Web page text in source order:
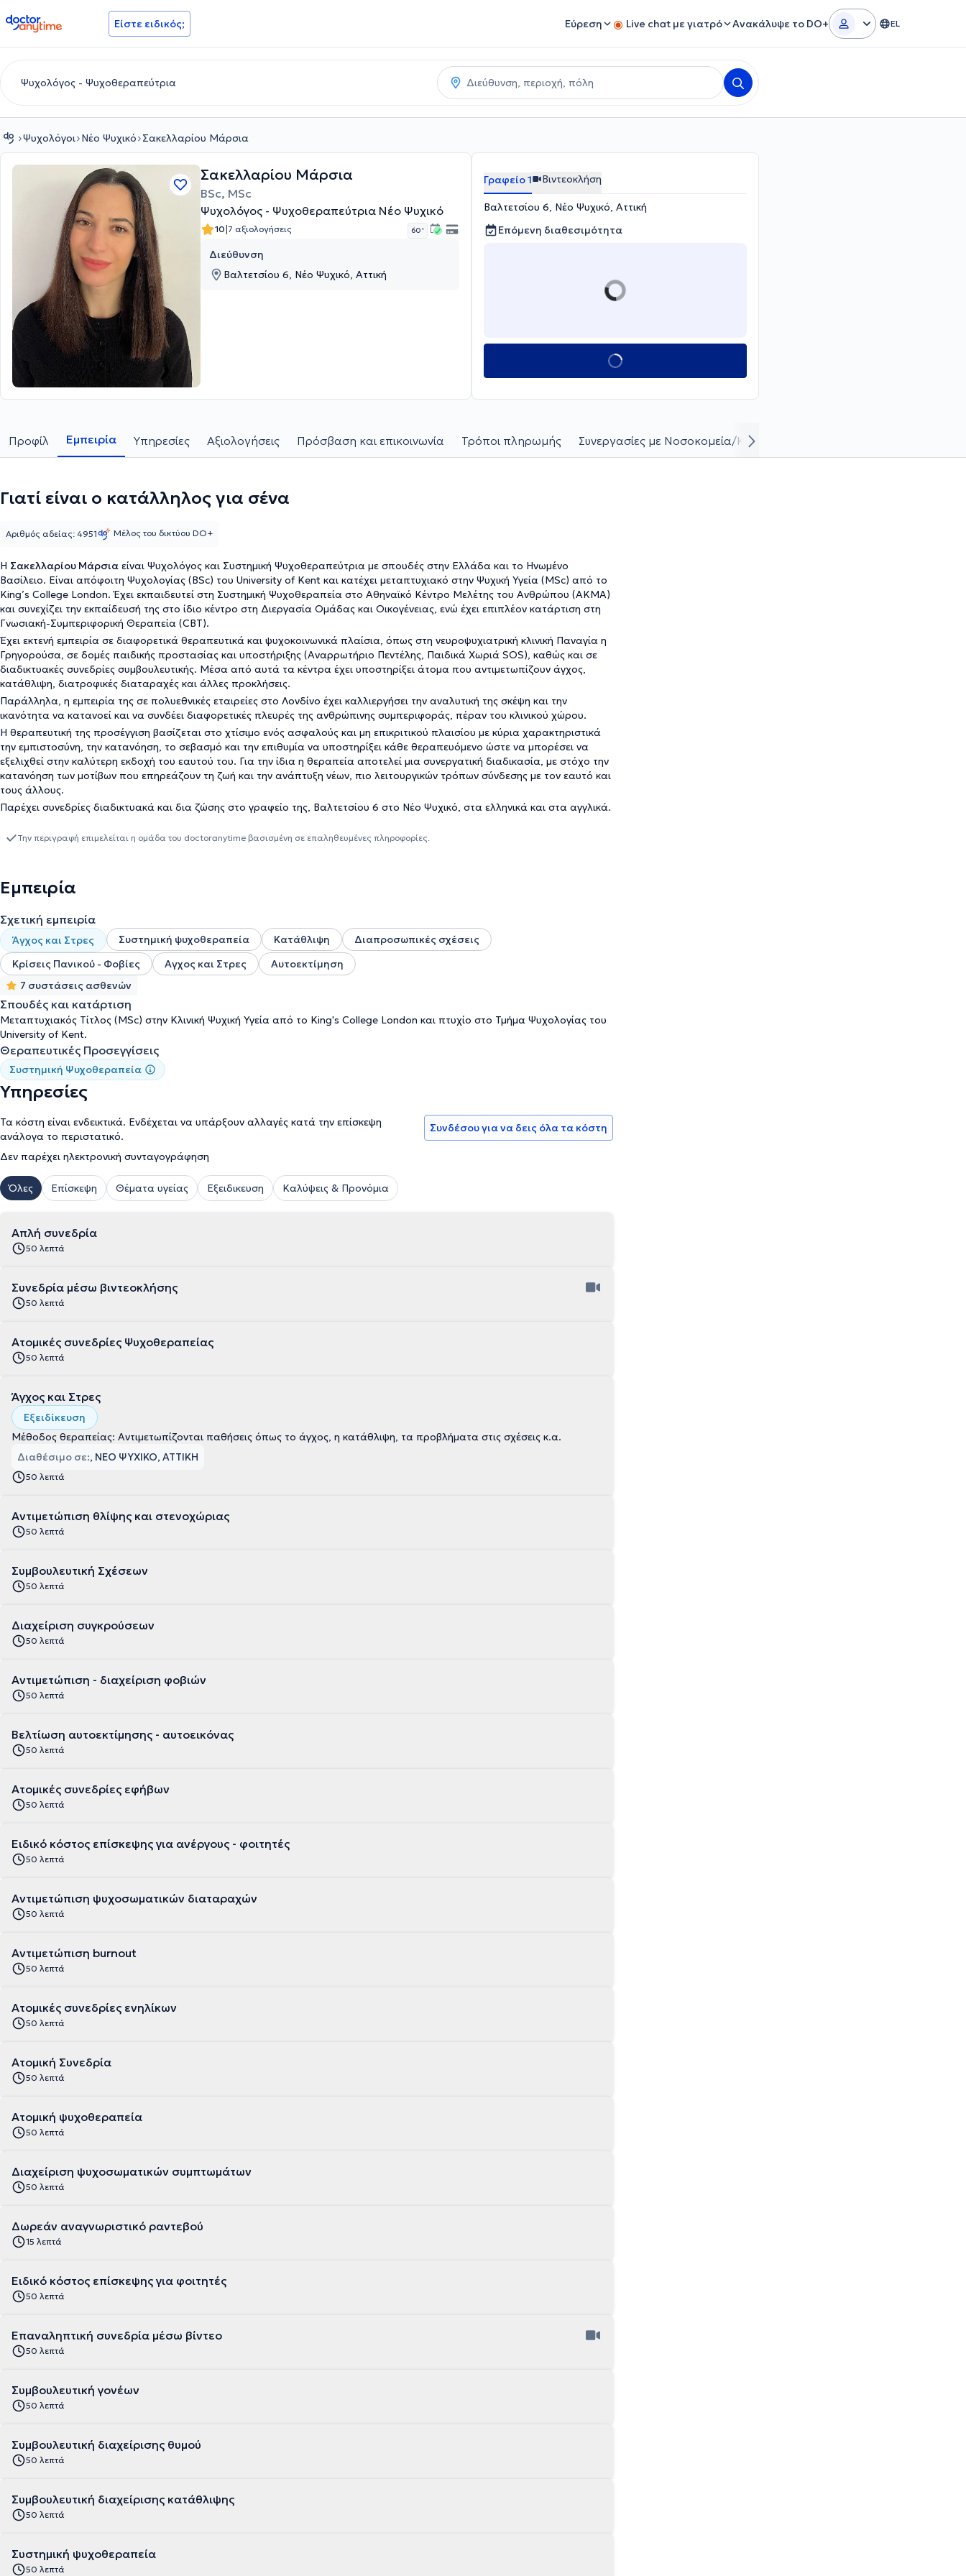
doctoranytime Είστε ειδικός; Εύρεση Live chat με γιατρό Ανακάλυψε το DO+ EL
Ψυχολόγοι Νέο Ψυχικό Σακελλαρίου Μάρσια
Σακελλαρίου Μάρσια
BSc, MSc
Ψυχολόγος - Ψυχοθεραπεύτρια Νέο Ψυχικό
10|7 αξιολογήσεις 60 '
Διεύθυνση
Βαλτετσίου 6, Νέο Ψυχικό, Αττική
Γραφείο 1 Βιντεοκλήση
Βαλτετσίου 6, Νέο Ψυχικό, Αττική
Επόμενη διαθεσιμότητα
Προφίλ Εμπειρία Υπηρεσίες Αξιολογήσεις Πρόσβαση και επικοινωνία Τρόποι πληρωμής Συνεργασίες με Νοσοκομεία/Κλινικές
Γιατί είναι ο κατάλληλος για σένα
Η Σακελλαρίου Μάρσια είναι Ψυχολόγος και Συστημική Ψυχοθεραπεύτρια με σπουδές στην Ελλάδα και το Ηνωμένο
Βασίλειο. Είναι απόφοιτη Ψυχολογίας (BSc) του University of Kent και κατέχει μεταπτυχιακό στην Ψυχική Υγεία (MSc) από το
King’s College London. Έχει εκπαιδευτεί στη Συστημική Ψυχοθεραπεία στο Αθηναϊκό Κέντρο Μελέτης του Ανθρώπου (ΑΚΜΑ)
και συνεχίζει την εκπαίδευσή της στο ίδιο κέντρο στη Διεργασία Ομάδας και Οικογένειας, ενώ έχει επιπλέον κατάρτιση στη
Γνωσιακή-Συμπεριφορική Θεραπεία (CBT).
Έχει εκτενή εμπειρία σε διαφορετικά θεραπευτικά και ψυχοκοινωνικά πλαίσια, όπως στη νευροψυχιατρική κλινική Παναγία η
Γρηγορούσα, σε δομές παιδικής προστασίας και υποστήριξης (Αναρρωτήριο Πεντέλης, Παιδικά Χωριά SOS), καθώς και σε
διαδικτυακές συνεδρίες συμβουλευτικής. Μέσα από αυτά τα κέντρα έχει υποστηρίξει άτομα που αντιμετωπίζουν άγχος,
κατάθλιψη, διατροφικές διαταραχές και άλλες προκλήσεις.
Παράλληλα, η εμπειρία της σε πολυεθνικές εταιρείες στο Λονδίνο έχει καλλιεργήσει την αναλυτική της σκέψη και την
ικανότητα να κατανοεί και να συνδέει διαφορετικές πλευρές της ανθρώπινης συμπεριφοράς, πέραν του κλινικού χώρου.
Η θεραπευτική της προσέγγιση βασίζεται στο χτίσιμο ενός ασφαλούς και μη επικριτικού πλαισίου με κύρια χαρακτηριστικά
την εμπιστοσύνη, την κατανόηση, το σεβασμό και την επιθυμία να υποστηρίξει κάθε θεραπευόμενο ώστε να μπορέσει να
εξελιχθεί στην καλύτερη εκδοχή του εαυτού του. Για την ίδια η θεραπεία αποτελεί μια συνεργατική διαδικασία, με στόχο την
κατανόηση των μοτίβων που επηρεάζουν τη ζωή και την ανάπτυξη νέων, πιο λειτουργικών τρόπων σύνδεσης με τον εαυτό και
τους άλλους.
Παρέχει συνεδρίες διαδικτυακά και δια ζώσης στο γραφείο της, Βαλτετσίου 6 στο Νέο Ψυχικό, στα ελληνικά και στα αγγλικά.
Αριθμός αδείας: 4951 Μέλος του δικτύου DO+
Την περιγραφή επιμελείται η ομάδα του doctoranytime βασισμένη σε επαληθευμένες πληροφορίες.
Εμπειρία
Σχετική εμπειρία
Άγχος και Στρες Συστημική ψυχοθεραπεία Κατάθλιψη
Διαπροσωπικές σχέσεις
Κρίσεις Πανικού - Φοβίες
Αγχος και Στρες
Αυτοεκτίμηση
7 συστάσεις ασθενών
Σπουδές και κατάρτιση
Μεταπτυχιακός Τίτλος (MSc) στην Κλινική Ψυχική Υγεία από το King's College London και πτυχίο στο Τμήμα Ψυχολογίας του
University of Kent.
Θεραπευτικές Προσεγγίσεις
Συστημική Ψυχοθεραπεία
Υπηρεσίες
Τα κόστη είναι ενδεικτικά. Ενδέχεται να υπάρξουν αλλαγές κατά την επίσκεψη
ανάλογα το περιστατικό.
Δεν παρέχει ηλεκτρονική συνταγογράφηση
Συνδέσου για να δεις όλα τα κόστη
Όλες Επίσκεψη Θέματα υγείας Εξειδικευση Καλύψεις & Προνόμια
Απλή συνεδρία
50 λεπτά
Συνεδρία μέσω βιντεοκλήσης
50 λεπτά
Ατομικές συνεδρίες Ψυχοθεραπείας
50 λεπτά
Άγχος και Στρες
Εξειδίκευση
Μέθοδος θεραπείας: Αντιμετωπίζονται παθήσεις όπως το άγχος, η κατάθλιψη, τα προβλήματα στις σχέσεις κ.α.
Διαθέσιμο σε:, ΝΕΟ ΨΥΧΙΚΟ, ΑΤΤΙΚΗ
50 λεπτά
Αντιμετώπιση θλίψης και στενοχώριας
50 λεπτά
Συμβουλευτική Σχέσεων
50 λεπτά
Διαχείριση συγκρούσεων
50 λεπτά
Αντιμετώπιση - διαχείριση φοβιών
50 λεπτά
Βελτίωση αυτοεκτίμησης - αυτοεικόνας
50 λεπτά
Ατομικές συνεδρίες εφήβων
50 λεπτά
Ειδικό κόστος επίσκεψης για ανέργους - φοιτητές
50 λεπτά
Αντιμετώπιση ψυχοσωματικών διαταραχών
50 λεπτά
Αντιμετώπιση burnout
50 λεπτά
Ατομικές συνεδρίες ενηλίκων
50 λεπτά
Ατομική Συνεδρία
50 λεπτά
Ατομική ψυχοθεραπεία
50 λεπτά
Διαχείριση ψυχοσωματικών συμπτωμάτων
50 λεπτά
Δωρεάν αναγνωριστικό ραντεβού
15 λεπτά
Ειδικό κόστος επίσκεψης για φοιτητές
50 λεπτά
Επαναληπτική συνεδρία μέσω βίντεο
50 λεπτά
Συμβουλευτική γονέων
50 λεπτά
Συμβουλευτική διαχείρισης θυμού
50 λεπτά
Συμβουλευτική διαχείρισης κατάθλιψης
50 λεπτά
Συστημική ψυχοθεραπεία
50 λεπτά